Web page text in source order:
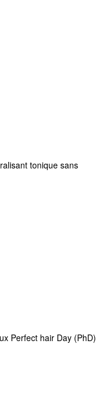
tonique sans
Perfect hair Day (PhD)